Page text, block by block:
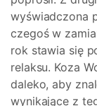
wyświadczona
czegoś w
rok stawia się
relaksu. Koza
daleko, aby
wynikające z